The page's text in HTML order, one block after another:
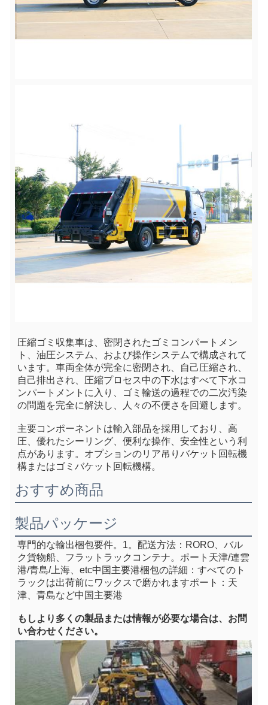
圧縮ゴミ収集車は、密閉されたゴミコンパートメン
ト、油圧システム、および操作システムで構成されて
います。車両全体が完全に密閉され、自己圧縮され、
自己排出され、圧縮プロセス中の下水はすべて下水コ
ンパートメントに入り、ゴミ輸送の過程での二次汚染
の問題を完全に解決し、人々の不便さを回避します。
主要コンポーネントは輸入部品を採用しており、高
圧、優れたシーリング、便利な操作、安全性という利
点があります。オプションのリア吊りバケット回転機
構またはゴミバケット回転機構。
おすすめ商品
製品パッケージ
専門的な輸出梱包要件。1。 配送方法：RORO、バル
ク貨物船、フラットラックコンテナ。ポート天津/連雲
港/青島/上海、etc中国主要港梱包の詳細：すべてのト
ラックは出荷前にワックスで磨かれますポート：天
津、青島など中国主要港
もし より多くの製品または情報が必要な場合は、お問
い合わせください。